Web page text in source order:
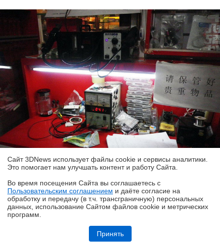
Обзор HUAWEI MatePad SE 11" (2026): тонкий металлический
планшет с раритетной начинкой
Для диагностики и пайки Ли использует технику,
похожую на ту, что находится в арсенале его коллеги
Ко мне чаще всего обращаются те, у кого
Сайт 3DNews использует файлы cookie и сервисы аналитики.
Это помогает нам улучшать контент и работу Cайта.
Во время посещения Cайта вы соглашаетесь с
Пользовательским соглашением и даёте согласие на
обработку и передачу (в т.ч. трансграничную) персональных
данных, использование Cайтом файлов cookie и метрических
программ.
Принять